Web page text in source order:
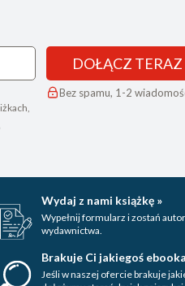
DOŁĄCZ TERAZ
Bez spamu, 1-2
Wydaj z nami książkę »
Wypełnij formularz i zostań
wydawnictwa.
Brakuje Ci jakiegoś
Jeśli w naszej ofercie brakuje